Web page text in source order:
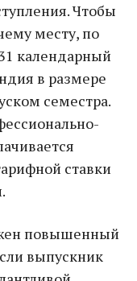
Чтобы
месту, по
календарный
в размере
семестра.
ставки
повышенный
выпускник